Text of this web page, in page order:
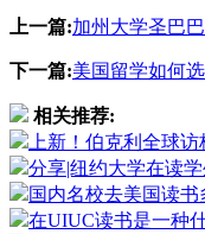
上一篇:加州大学圣巴
下一篇:美国留学如何
相关推荐:
上新！伯克利全球
分享|纽约大学在读
国内名校去美国读书
在UIUC读书是一种